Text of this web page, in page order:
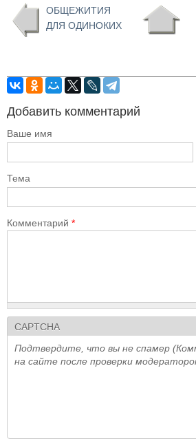
ОБЩЕЖИТИЯ
ДЛЯ ОДИНОКИХ
Добавить комментарий
Ваше имя
Тема
Комментарий *
CAPTCHA
Подтвердите, что вы не спамер
на сайте после проверки